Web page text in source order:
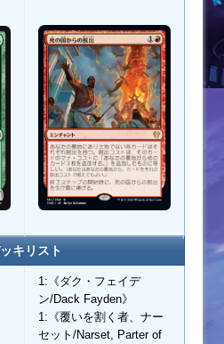
キリスト
1:《ダク・フェイデ
ン/Dack Fayden》
1:《覆いを割く者、ナー
セット/Narset, Parter of